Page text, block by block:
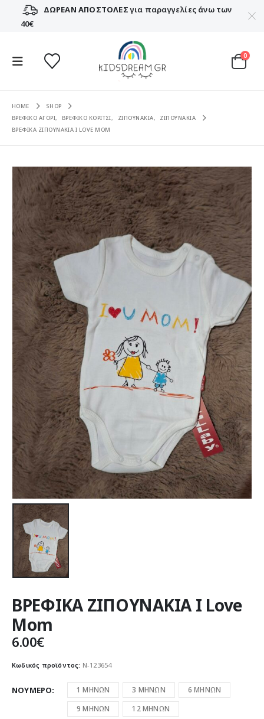
ΔΩΡΕΑΝ ΑΠΟΣΤΟΛΕΣγια παραγγελίες άνω των
40€
0
HOME
SHOP
ΒΡΕΦΙΚΟ ΑΓΟΡΙ, ΒΡΕΦΙΚΟ ΚΟΡΙΤΣΙ, ΖΙΠΟΥΝΑΚΙΑ,
ΖΙΠΟΥΝΑΚΙΑ
ΒΡΕΦΙΚΑ ΖΙΠΟΥΝΑΚΙΑ I LOVE MΟM
ΒΡΕΦΙΚΑ ΖΙΠΟΥΝΑΚΙΑ I Love
Mοm
6.00€
Κωδικός προϊόντος: Ν-123654
ΝΟΥΜΕΡΟ 1 ΜΗΝΩΝ 3 ΜΗΝΩΝ
6 ΜΗΝΩΝ
9 ΜΗΝΩΝ
12 ΜΗΝΩΝ